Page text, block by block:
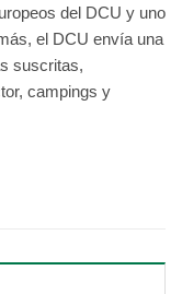
del DCU y uno
el DCU envía una
suscritas,
campings y